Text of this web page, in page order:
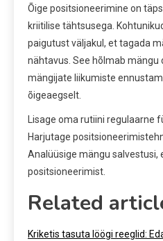
Õige positsioneerimine on
kriitilise tähtsusega.
paigutust väljakul, et tagada
nähtavus. See hõlmab
mängijate liikumiste
õigeaegselt.
Lisage oma rutiini regulaarne
Harjutage
Analüüsige mängu salvestusi,
positsioneerimist.
Related
Kriketis tasuta löögi reeglid: